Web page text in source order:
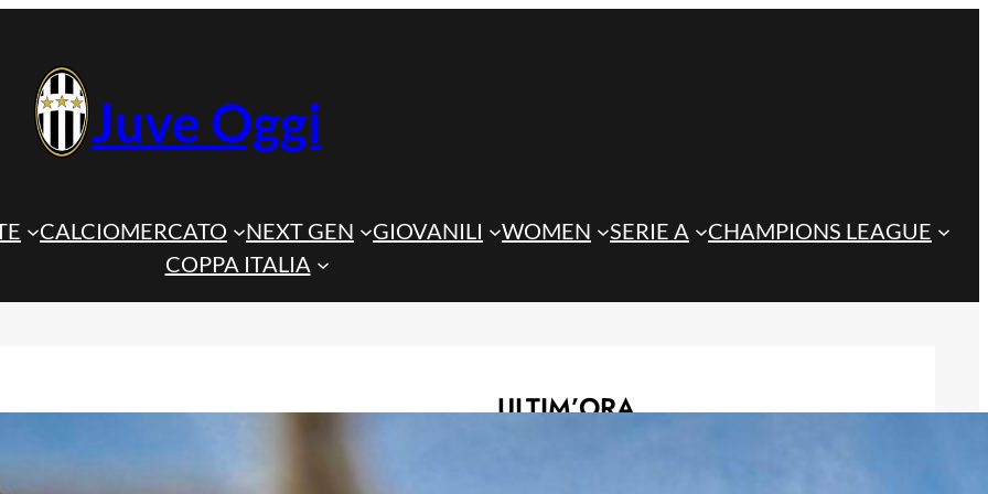
Juve Oggi
CALCIOMERCATO NEXT GEN GIOVANILI WOMEN SERIE A
CHAMPIONS LEAGUE
COPPA ITALIA
ULTIM’ORA